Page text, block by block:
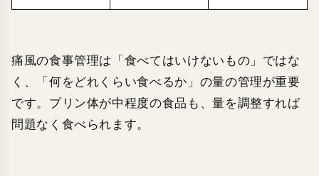
痛風の食事管理は「食べてはいけないもの」ではな
く、「何をどれくらい食べるか」の量の管理が重要
です。プリン体が中程度の食品も、量を調整すれば
問題なく食べられます。